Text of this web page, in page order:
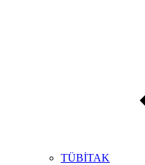
TÜBİTAK